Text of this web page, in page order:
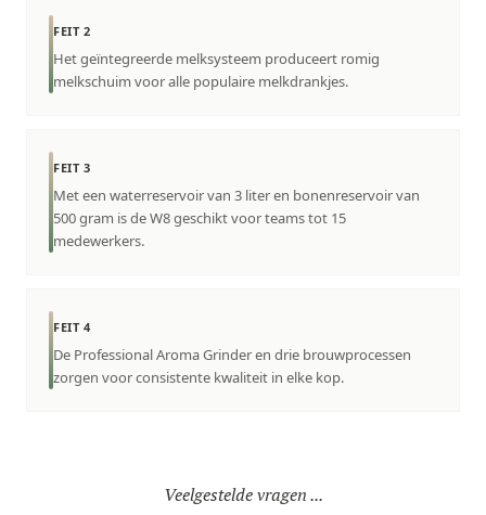
FEIT 2
Het geïntegreerde melksysteem produceert romig
melkschuim voor alle populaire melkdrankjes.
FEIT 3
Met een waterreservoir van 3 liter en bonenreservoir van
500 gram is de W8 geschikt voor teams tot 15
medewerkers.
FEIT 4
De Professional Aroma Grinder en drie brouwprocessen
zorgen voor consistente kwaliteit in elke kop.
Veelgestelde vragen ...